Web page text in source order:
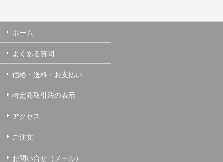
ホーム
よくある質問
価格・送料・お支払い
特定商取引法の表示
アクセス
ご注文
お問い合せ（メール）